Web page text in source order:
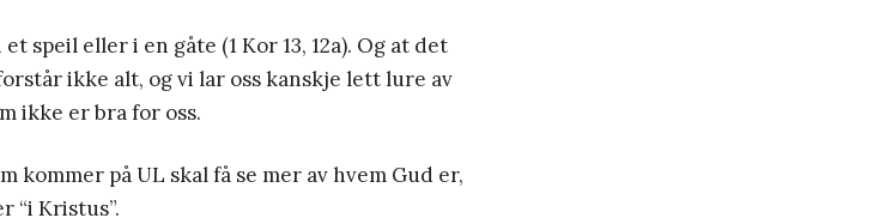
speil eller i en gåte (1 Kor 13, 12a). Og at det
ikke alt, og vi lar oss kanskje lett lure av
ikke er bra for oss.
kommer på UL skal få se mer av hvem Gud er,
“i Kristus”.